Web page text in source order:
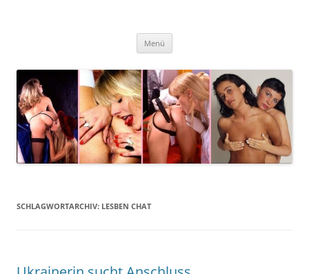
Menü
SCHLAGWORTARCHIV: LESBEN CHAT